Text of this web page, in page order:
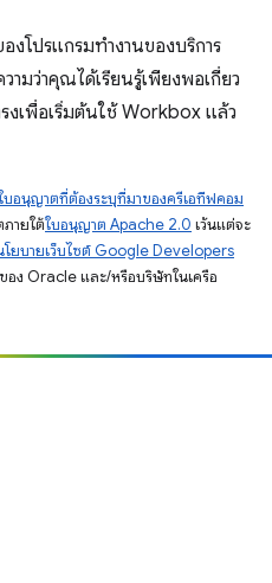
งโปรแกรมทำงานของบริการ
ามว่าคุณได้เรียนรู้เพียงพอเกี่ยว
งเพื่อเริ่มต้นใช้ Workbox แล้ว
บอนุญาตที่ต้องระบุที่มาของครีเอทีฟคอม
ายใต้ใบอนุญาต Apache 2.0 เว้นแต่จะ
โยบายเว็บไซต์ Google Developers
อง Oracle และ/หรือบริษัทในเครือ